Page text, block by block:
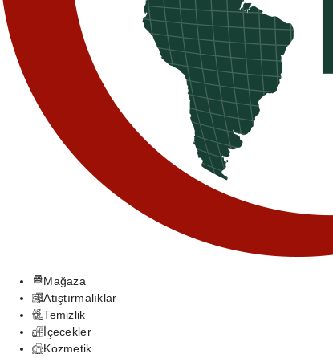
Mağaza
Atıştırmalıklar
Temizlik
İçecekler
Kozmetik